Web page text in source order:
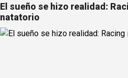
El sueño se hizo realidad:
natatorio